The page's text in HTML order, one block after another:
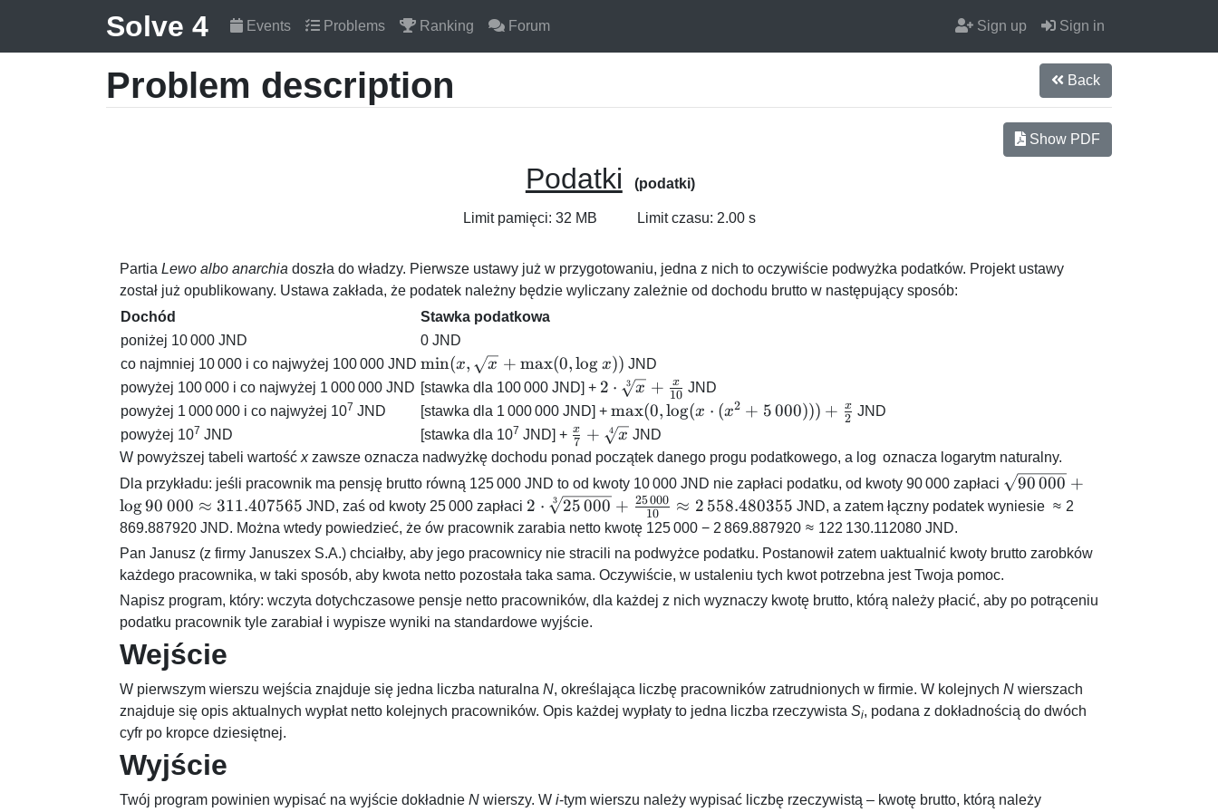
Solve 4 Events Problems Ranking Forum Sign up Sign in
Problem description Back
Show PDF
Podatki (podatki)
Limit pamięci: 32 MB Limit czasu: 2.00 s
Partia Lewo albo anarchia doszła do władzy. Pierwsze ustawy już w przygotowaniu, jedna z nich to oczywiście podwyżka podatków. Projekt ustawy
został już opublikowany. Ustawa zakłada, że podatek należny będzie wyliczany zależnie od dochodu brutto w następujący sposób:
Dochód
Stawka podatkowa
poniżej 10 000 JND 0 JND
co najmniej 10 000 i co najwyżej 100 000 JND \min(x,
\sqrt{x}
+
\max(0,
\log{x}))
min(x, x + max(0,log x)) JND
powyżej 100 000 i co najwyżej 1 000 000 JND [stawka dla 100 000 JND] + 2 \cdot
\sqrt[3]
{x} +
\frac{x}
{10}
2 ⋅ 3 x + 10
x
JND
powyżej 1 000 000 i co najwyżej 107 JND [stawka dla 1 000 000 JND] + \max(0,
\log(x
\cdot
(x^2 +
5\,000)))
+
\frac{x}
{2}
max(0,log(x ⋅ (x2 + 5000))) + 2
x JND
powyżej 107 JND [stawka dla 107 JND] + \frac{x}
{7} +
\sqrt[4]
{x}
7
x + 4 x JND
W powyższej tabeli wartość xzawsze oznacza nadwyżkę dochodu ponad początek danego progu podatkowego, a log oznacza logarytm naturalny.
Dla przykładu: jeśli pracownik ma pensję brutto równą 125 000 JND to od kwoty 10 000 JND nie zapłaci podatku, od kwoty 90 000 zapłaci \sqrt{90\,000}
+
\approx
90000 +
log90 000 ≈ 311.407565 JND, zaś od kwoty 25 000 zapłaci 2 \cdot
\sqrt[3]
{25\,000} +
\frac{25\,000}
{10} \approx
2\,558.480355
2 ⋅ 3 25000 + 10
25000 ≈ 2 558.480355 JND, a zatem łączny podatek wyniesie ≈ 2
869.887920 JND. Można wtedy powiedzieć, że ów pracownik zarabia netto kwotę 125 000 − 2 869.887920 ≈ 122 130.112080 JND.
Pan Janusz (z firmy Januszex S.A.) chciałby, aby jego pracownicy nie stracili na podwyżce podatku. Postanowił zatem uaktualnić kwoty brutto zarobków
każdego pracownika, w taki sposób, aby kwota netto pozostała taka sama. Oczywiście, w ustaleniu tych kwot potrzebna jest Twoja pomoc.
Napisz program, który: wczyta dotychczasowe pensje netto pracowników, dla każdej z nich wyznaczy kwotę brutto, którą należy płacić, aby po potrąceniu
podatku pracownik tyle zarabiał i wypisze wyniki na standardowe wyjście.
Wejście
W pierwszym wierszu wejścia znajduje się jedna liczba naturalna N, określająca liczbę pracowników zatrudnionych w firmie. W kolejnych N wierszach
znajduje się opis aktualnych wypłat netto kolejnych pracowników. Opis każdej wypłaty to jedna liczba rzeczywista Si, podana z dokładnością do dwóch
cyfr po kropce dziesiętnej.
Wyjście
Twój program powinien wypisać na wyjście dokładnie N wierszy. W i-tym wierszu należy wypisać liczbę rzeczywistą – kwotę brutto, którą należy